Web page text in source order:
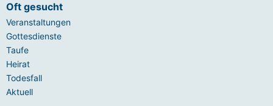
Oft gesucht
Veranstaltungen
Gottesdienste
Taufe
Heirat
Todesfall
Aktuell